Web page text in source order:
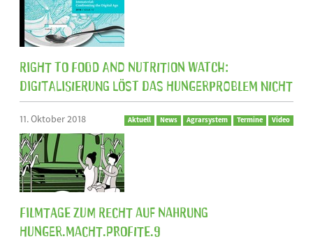
Right to Food and Nutrition Watch:
Digitalisierung löst das Hungerproblem nicht
11. Oktober 2018 Aktuell News Agrarsystem Termine Video
Filmtage zum Recht auf Nahrung
Hunger.Macht.Profite.9